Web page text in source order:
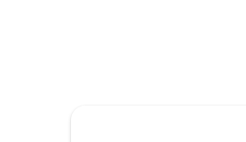
matrimonial gigante